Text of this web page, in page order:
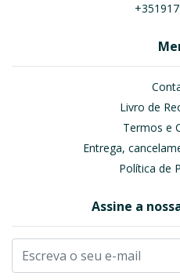
Livro de
Termos e
Entrega,
Política de
Assine a